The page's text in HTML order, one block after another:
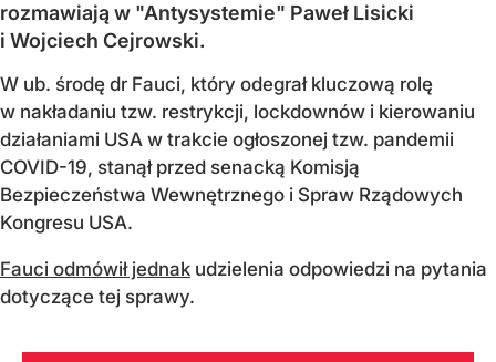
rozmawiają w "Antysystemie" Paweł Lisicki
i Wojciech Cejrowski.
W ub. środę dr Fauci, który odegrał kluczową rolę
w nakładaniu tzw. restrykcji, lockdownów i kierowaniu
działaniami USA w trakcie ogłoszonej tzw. pandemii
COVID-19, stanął przed senacką Komisją
Bezpieczeństwa Wewnętrznego i Spraw Rządowych
Kongresu USA.
Fauci odmówił jednak udzielenia odpowiedzi na pytania
dotyczące tej sprawy.